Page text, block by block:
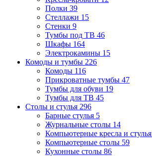
Полки 39
Стеллажи 15
Стенки 9
Тумбы под ТВ 46
Шкафы 164
Электрокамины 15
Комоды и тумбы 226
Комоды 116
Прикроватные тумбы 47
Тумбы для обуви 19
Тумбы для ТВ 45
Столы и стулья 296
Барные стулья 5
Журнальные столы 14
Компьютерные кресла и стулья
Компьютерные столы 59
Кухонные столы 86